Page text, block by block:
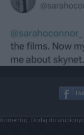
Komentuj Dodaj do